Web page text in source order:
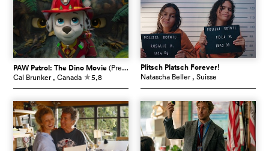
PAW Patrol: The Dino Movie(Premiere)
Cal Brunker , Canada c5,8
Plitsch Platsch Forever!
Natascha Beller , Suisse